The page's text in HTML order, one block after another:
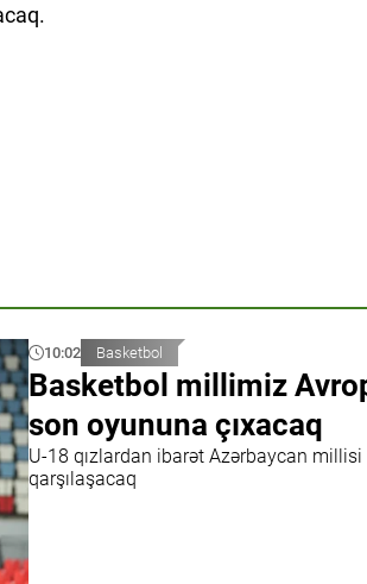
10:02 Basketbol
Basketbol millimiz
son oyununa çıxacaq
U-18 qızlardan ibarət Azərbaycan
qarşılaşacaq